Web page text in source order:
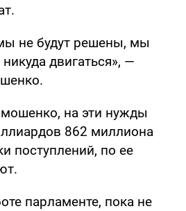
не будут решены, мы
двигаться», —
на эти нужды
862 миллиона
поступлений, по ее
парламенте, пока не